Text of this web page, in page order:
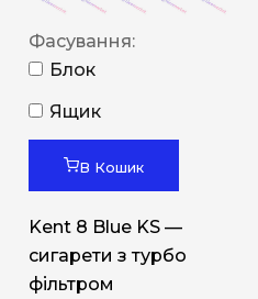
Фасування:
Блок
Ящик
В Кошик
Kent 8 Blue KS —
сигарети з турбо
фільтром